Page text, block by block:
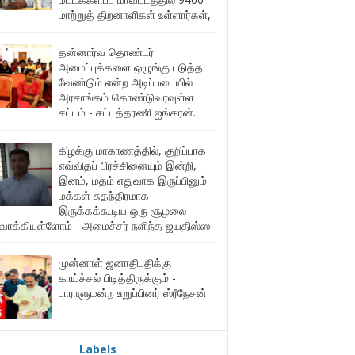
மாற்றுத் திறனாளிகள் உள்ளார்கள்,
தன்னார்வ தொண்டர்
அமைப்புக்களை ஒழுங்கு படுத்த
வேண்டும் என்ற அடிப்படையில்
அரசாங்கம் கொண்டுவரவுள்ள
சட்டம் - சட்டத்தரணி ஐங்கரன்.
கிழக்கு மாகாணத்தில், குறிப்பாக
எவ்விதப் பிரச்சினையும் இன்றி,
இனம், மதம் எதுவாக இருப்பினும்
மக்கள் சுதந்திரமாக
இருக்கக்கூடிய ஒரு சூழலை
- அமைச்சர் நளிந்த ஜயதிஸ்ஸ
முன்னாள் ஜனாதிபதிக்கு
காய்ச்சல் பிடித்திருக்கும் -
பாராளுமன்ற உறுப்பினர் ஸ்ரீநேசன்
Labels